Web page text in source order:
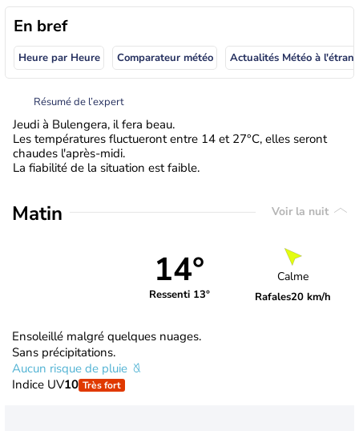
En bref
Heure par Heure Comparateur météo
Résumé de l’expert
Jeudi à Bulengera, il fera beau.
Les températures fluctueront entre 14 et 27°C, elles seront
chaudes l'après-midi.
La fiabilité de la situation est faible.
Matin Voir la nuit
14°
Ressenti 13°
Calme
Rafales20 km/h
Ensoleillé malgré quelques nuages.
Sans précipitations.
Aucun risque de pluie
Indice UV10 Très fort